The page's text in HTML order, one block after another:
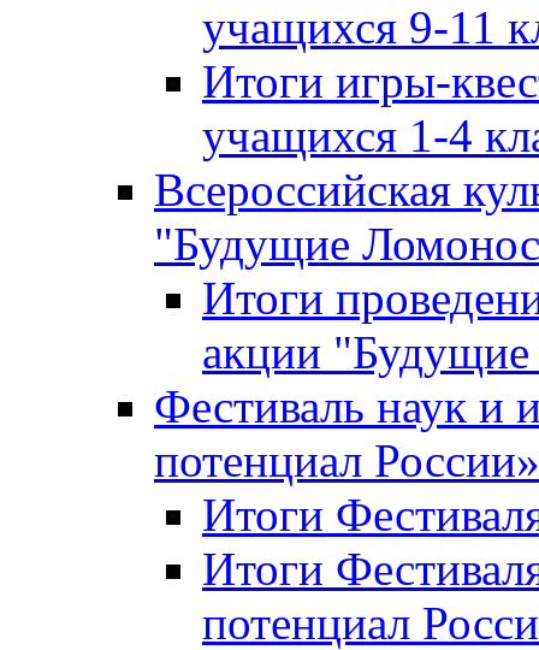
учащихся 9-11
Итоги игры-
учащихся 1-4
Всероссийская
"Будущие
Итоги
акции
Фестиваль наук и
потенциал России»
Итоги
Итоги
потенциал